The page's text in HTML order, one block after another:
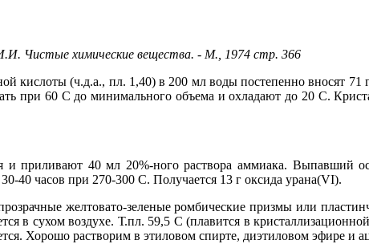
Чистые химические вещества. - М., 1974 стр. 366
кислоты (ч.д.а., пл. 1,40) в 200 мл воды постепенно вносят
при 60 С до минимального объема и охладают до 20 С.
и приливают 40 мл 20%-ного раствора аммиака. Выпавший
40 часов при 270-300 С. Получается 13 г оксида урана(VI).
желтовато-зеленые ромбические призмы или
в сухом воздухе. Т.пл. 59,5 С (плавится в
Хорошо растворим в этиловом спирте, диэтиловом эфире и